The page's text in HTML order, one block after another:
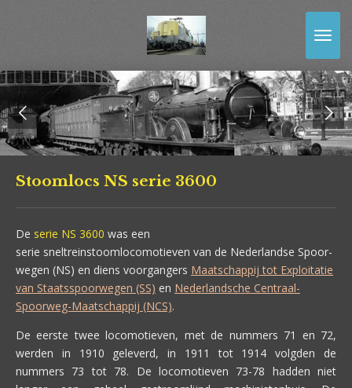
de
hoofdinhoud
Stoomlocs NS serie 3600
De serie NS 3600 was een
serie sneltreinstoomlocomotieven van de Nederlandse Spoor-
wegen (NS) en diens voorgangers Maatschappij tot Exploitatie
van Staatsspoorwegen (SS) en Nederlandsche Centraal-
Spoorweg-Maatschappij (NCS).
De eerste twee locomotieven, met de nummers 71 en 72,
werden in 1910 geleverd, in 1911 tot 1914 volgden de
nummers 73 tot 78. De locomotieven 73-78 hadden niet